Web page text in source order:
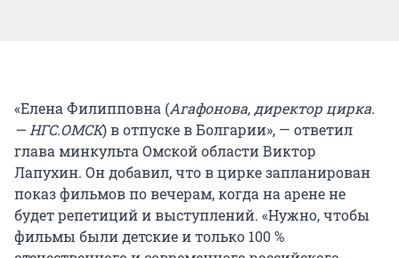
«Елена Филипповна (Агафонова, директор цирка.
— НГС.ОМСК) в отпуске в Болгарии», — ответил
глава минкульта Омской области Виктор
Лапухин. Он добавил, что в цирке запланирован
показ фильмов по вечерам, когда на арене не
будет репетиций и выступлений. «Нужно, чтобы
фильмы были детские и только 100 %